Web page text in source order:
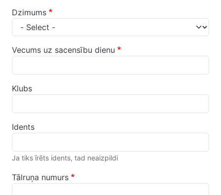
Dzimums
Vecums uz sacensību dienu
Klubs
Idents
Ja tiks īrēts idents, tad neaizpildi
Tālruņa numurs